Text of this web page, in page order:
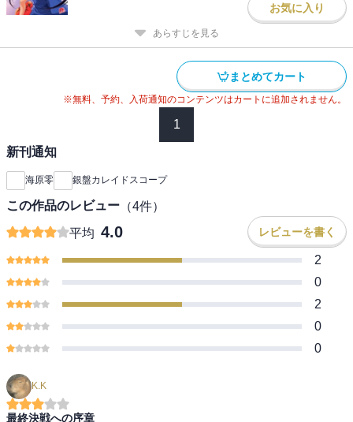
お気に入り
あらすじを見る
まとめてカート
※無料、予約、入荷通知のコンテンツはカートに追加されません。
1
新刊通知
海原零 銀盤カレイドスコープ
この作品のレビュー （4件）
平均 4.0 レビューを書く
2
0
2
0
0
K.K
最終決戦への序章